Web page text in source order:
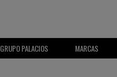
GRUPO PALACIOS MARCAS